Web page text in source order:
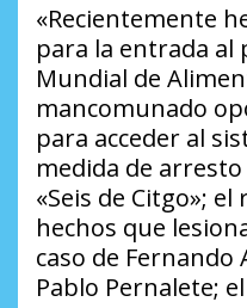
«Recientemente
para la entrada al
Mundial de
mancomunado
para acceder al
medida de
«Seis de Citgo»;
hechos que
caso de Fernando
Pablo Pernalete;